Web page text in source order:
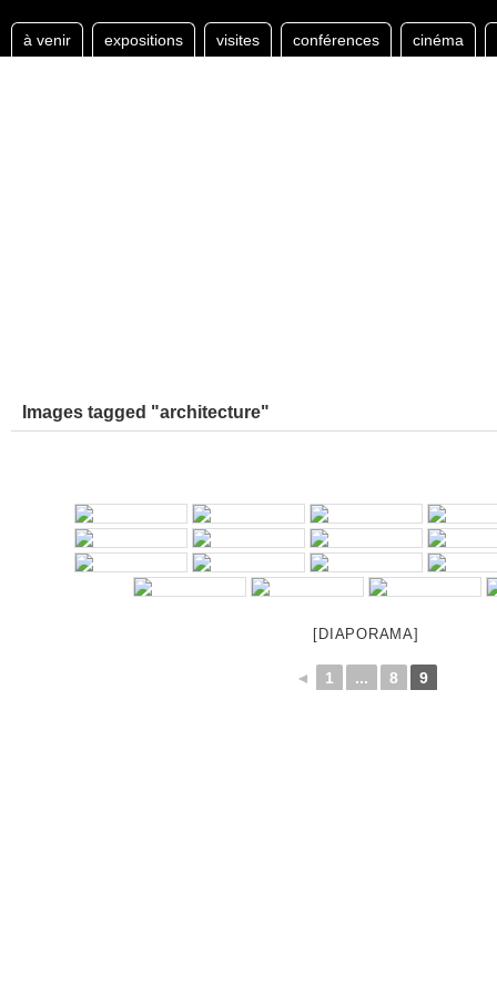
à venir expositions visites conférences cinéma
Images tagged "architecture"
[DIAPORAMA]
◄ 1 ... 8 9